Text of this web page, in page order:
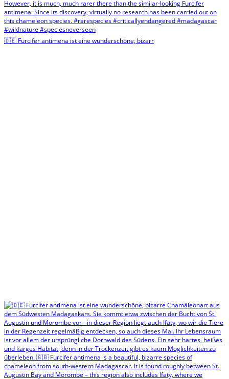
🇩🇪 Furcifer antimena ist eine wunderschöne, bizarr